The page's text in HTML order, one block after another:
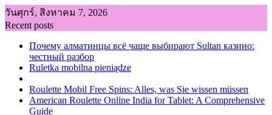
Skip
to
content
วันศุกร์, สิงหาคม 7, 2026
Recent posts
Почему алматинцы всё чаще выбирают Sultan казино:
честный разбор
Ruletka mobilna pieniądze
Roulette Mobil Free Spins: Alles, was Sie wissen müssen
American Roulette Online India for Tablet: A Comprehensive
Guide